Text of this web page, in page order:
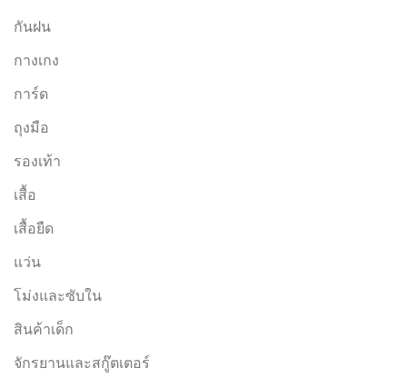
กันฝน
กางเกง
การ์ด
ถุงมือ
รองเท้า
เสื้อ
เสื้อยืด
แว่น
โม่งและซับใน
สินค้าเด็ก
จักรยานและสกู๊ตเตอร์